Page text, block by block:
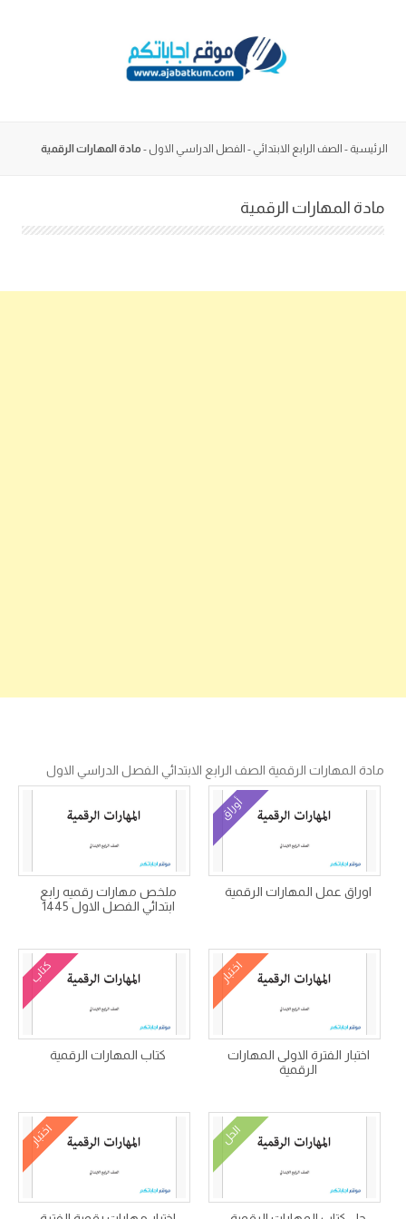
الرئيسية - الصف الرابع الابتدائي - الفصل الدراسي الاول - مادة المهارات الرقمية
مادة المهارات الرقمية
مادة المهارات الرقمية الصف الرابع الابتدائي الفصل الدراسي الاول
أوراق
اوراق عمل المهارات الرقمية
ملخص مهارات رقميه رابع
ابتدائي الفصل الاول 1445
اختبار
اختبار الفترة الاولى المهارات
الرقمية
كتاب
كتاب المهارات الرقمية
الحل اختبار